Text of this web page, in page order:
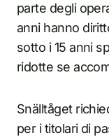
parte degli
anni hanno
sotto i 15 anni
ridotte se
Snälltåget
per i titolari di